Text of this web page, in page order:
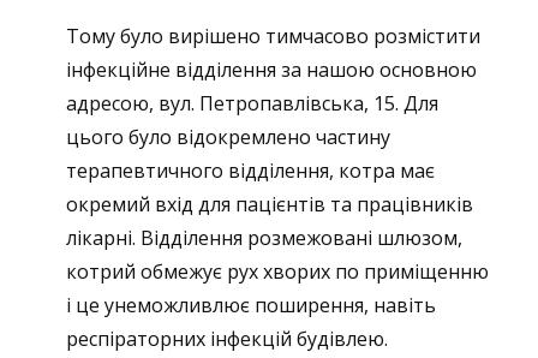
Тому було вирішено тимчасово розмістити
інфекційне відділення за нашою основною
адресою, вул. Петропавлівська, 15. Для
цього було відокремлено частину
терапевтичного відділення, котра має
окремий вхід для пацієнтів та працівників
лікарні. Відділення розмежовані шлюзом,
котрий обмежує рух хворих по приміщенню
і це унеможливлює поширення, навіть
респіраторних інфекцій будівлею.